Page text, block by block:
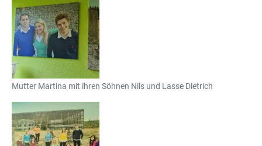
Mutter Martina mit ihren Söhnen Nils und Lasse Dietrich